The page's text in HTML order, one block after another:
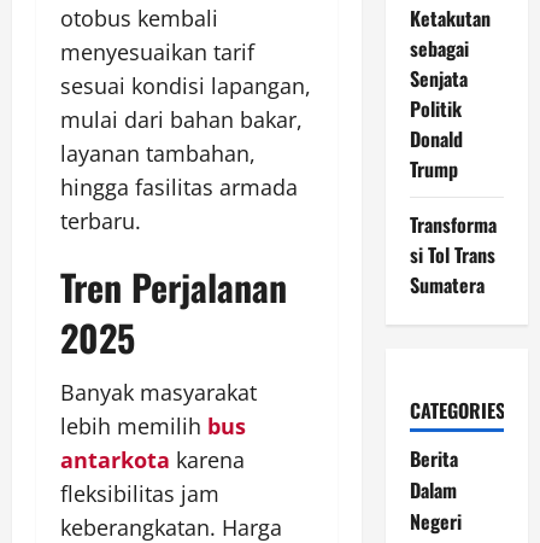
otobus kembali
menyesuaikan tarif
sesuai kondisi lapangan,
mulai dari bahan bakar,
layanan tambahan,
hingga fasilitas armada
terbaru.
Tren Perjalanan
2025
Banyak masyarakat
lebih memilih bus
antarkota karena
fleksibilitas jam
keberangkatan. Harga
Ketakutan
sebagai
Senjata
Politik
Donald
Trump
Transforma
si Tol Trans
Sumatera
CATEGORIES
Berita
Dalam
Negeri